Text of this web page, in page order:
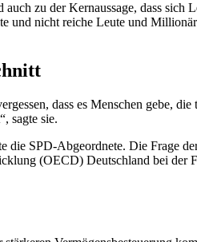
zu der Kernaussage, dass
und nicht reiche Leute und
dass es Menschen gebe,
sagte sie.
SPD-Abgeordnete. Die Frage
(OECD) Deutschland bei der